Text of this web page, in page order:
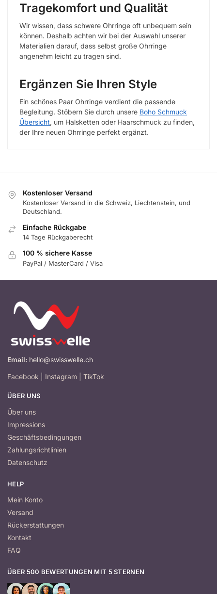
Tragekomfort und Qualität
Wir wissen, dass schwere Ohrringe oft unbequem sein
können. Deshalb achten wir bei der Auswahl unserer
Materialien darauf, dass selbst große Ohrringe
angenehm leicht zu tragen sind.
Ergänzen Sie Ihren Style
Ein schönes Paar Ohrringe verdient die passende
Begleitung. Stöbern Sie durch unsere Boho Schmuck
Übersicht, um Halsketten oder Haarschmuck zu finden,
der Ihre neuen Ohrringe perfekt ergänzt.
Kostenloser Versand
Kostenloser Versand in die Schweiz, Liechtenstein, und
Deutschland.
Einfache Rückgabe
14 Tage Rückgaberecht
100 % sichere Kasse
PayPal / MasterCard / Visa
Email: hello@swisswelle.ch
Facebook Instagram TikTok
ÜBER UNS
Über uns
Impressions
Geschäftsbedingungen
Zahlungsrichtlinien
Datenschutz
HELP
Mein Konto
Versand
Rückerstattungen
Kontakt
FAQ
ÜBER 500 BEWERTUNGEN MIT 5 STERNEN